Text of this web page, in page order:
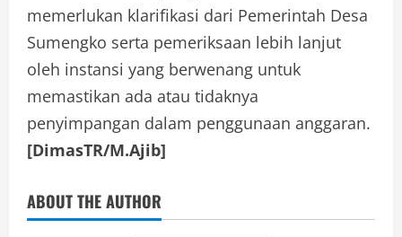
memerlukan klarifikasi dari Pemerintah Desa
Sumengko serta pemeriksaan lebih lanjut
oleh instansi yang berwenang untuk
memastikan ada atau tidaknya
penyimpangan dalam penggunaan anggaran.
[DimasTR/M.Ajib]
ABOUT THE AUTHOR